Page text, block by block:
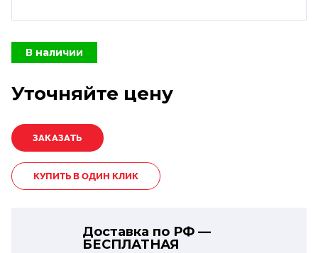
В наличии
Уточняйте цену
КУПИТЬ В ОДИН КЛИК
Доставка по РФ —
БЕСПЛАТНАЯ